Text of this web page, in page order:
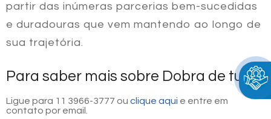
partir das inúmeras parcerias bem-sucedidas
e duradouras que vem mantendo ao longo de
sua trajetória.
Para saber mais sobre Dobra de tubo
Ligue para 11 3966-3777 ou clique aqui e entre em
contato por email.